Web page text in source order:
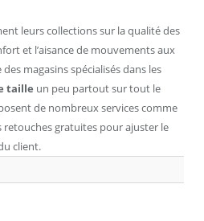
leurs collections sur la qualité des
et l’aisance de mouvements aux
magasins spécialisés dans les
taille un peu partout sur tout le
de nombreux services comme
retouches gratuites pour ajuster le
client.